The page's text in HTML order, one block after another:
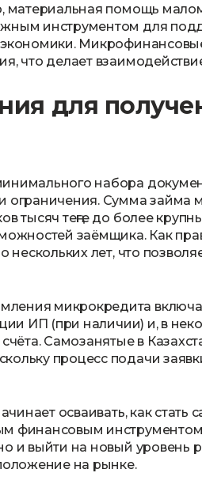
материальная помощь
инструментом для
что делает
для
набора
ограничения. Сумма займа
тысяч теңге до более
заёмщика. Как
нескольких лет, что
микрокредита
ИП (при наличии) и, в
Самозанятые в
процесс подачи
осваивать, как стать
финансовым
и выйти на новый уровень
на рынке.